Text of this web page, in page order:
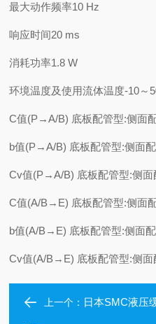
最大动作频率10 Hz
响应时间20 ms
消耗功率1.8 W
环境温度及使用流体温度-10～
C值(P→A/B) 底板配管型:侧面
b值(P→A/B) 底板配管型:侧面
Cv值(P→A/B) 底板配管型:侧面
C值(A/B→E) 底板配管型:侧面
b值(A/B→E) 底板配管型:侧面
Cv值(A/B→E) 底板配管型:侧面
上一个： 日本SMC液压